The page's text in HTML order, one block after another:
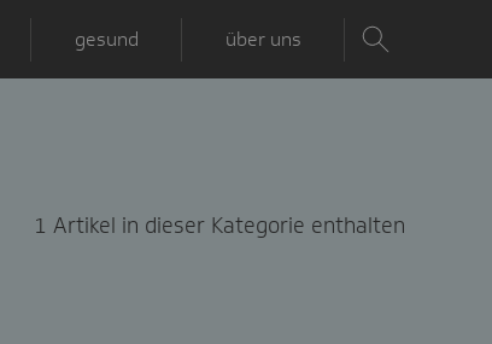
gesund über uns
1 Artikel in dieser Kategorie enthalten